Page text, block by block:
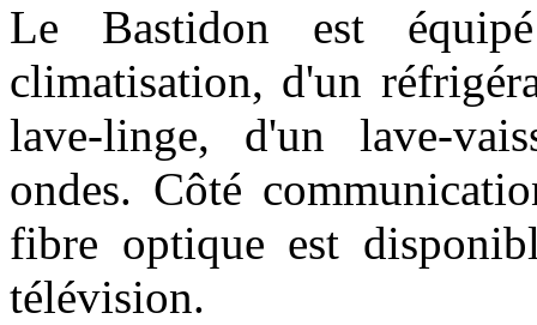
Le Bastidon est
climatisation, d'un
lave-linge, d'un lave-
ondes. Côté
fibre optique est
télévision.